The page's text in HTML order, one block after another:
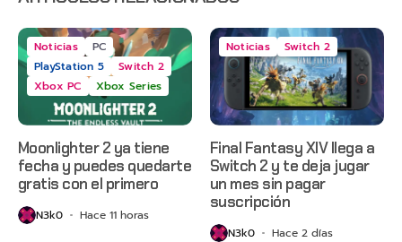
Noticias
PC
PlayStation 5
Switch 2
Xbox PC
Xbox Series
Moonlighter 2 ya tiene
fecha y puedes quedarte
gratis con el primero
N3k0 Hace 11 horas
Noticias Switch 2
Final Fantasy XIV llega a
Switch 2 y te deja jugar
un mes sin pagar
suscripción
N3k0 Hace 2 días